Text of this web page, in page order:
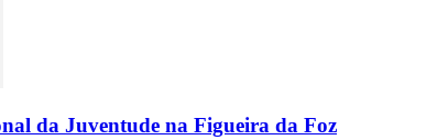
da Juventude na Figueira da Foz